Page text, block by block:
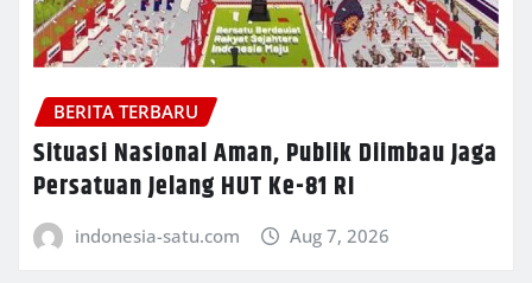
BERITA TERBARU
Situasi Nasional Aman, Publik Diimbau Jaga
Persatuan Jelang HUT Ke-81 RI
indonesia-satu.com Aug 7, 2026